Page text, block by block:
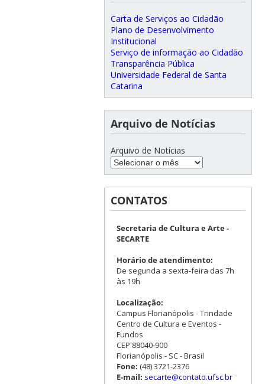
Carta de Serviços ao Cidadão
Plano de Desenvolvimento
Institucional
Serviço de informação ao Cidadão
Transparência Pública
Universidade Federal de Santa
Catarina
Arquivo de Notícias
Arquivo de Notícias
CONTATOS
Secretaria de Cultura e Arte -
SECARTE
Horário de atendimento:
De segunda a sexta-feira das 7h
às 19h
Localização:
Campus Florianópolis - Trindade
Centro de Cultura e Eventos -
Fundos
CEP 88040-900
Florianópolis - SC - Brasil
Fone: (48) 3721-2376
E-mail: secarte@contato.ufsc.br